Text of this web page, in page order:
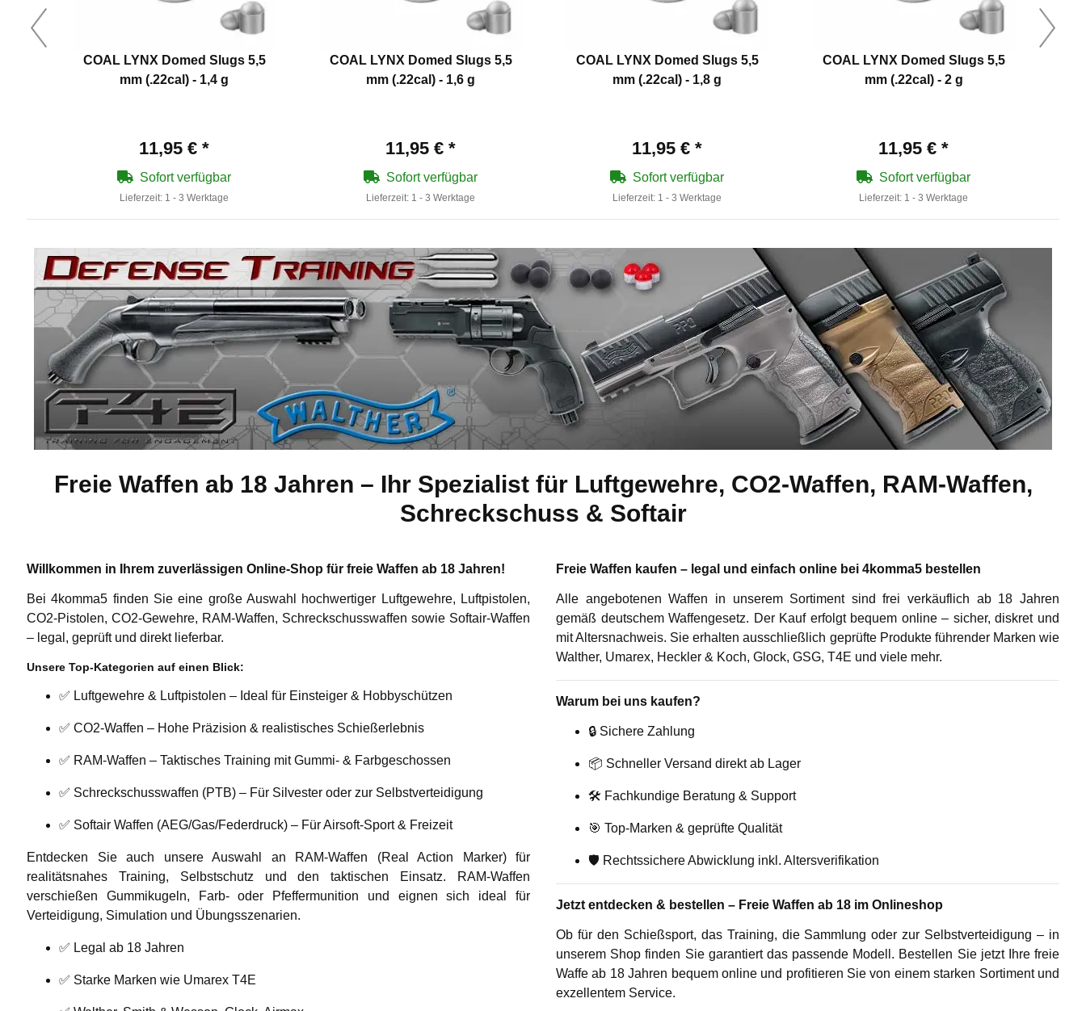
COAL LYNX Domed Slugs 5,5
mm (.22cal) - 1,4 g
11,95 € *
Sofort verfügbar
Lieferzeit: 1 - 3 Werktage
COAL LYNX Domed Slugs 5,5
mm (.22cal) - 1,6 g
11,95 € *
Sofort verfügbar
Lieferzeit: 1 - 3 Werktage
COAL LYNX Domed Slugs 5,5
mm (.22cal) - 1,8 g
11,95 € *
Sofort verfügbar
Lieferzeit: 1 - 3 Werktage
COAL LYNX Domed Slugs 5,5
mm (.22cal) - 2 g
11,95 € *
Sofort verfügbar
Lieferzeit: 1 - 3 Werktage
Freie Waffen ab 18 Jahren – Ihr Spezialist für Luftgewehre, CO2-Waffen, RAM-Waffen,
Schreckschuss & Softair
Willkommen in Ihrem zuverlässigen Online-Shop für freie Waffen ab 18 Jahren!
Bei 4komma5 finden Sie eine große Auswahl hochwertiger Luftgewehre, Luftpistolen,
CO2-Pistolen, CO2-Gewehre, RAM-Waffen, Schreckschusswaffen sowie Softair-Waffen
– legal, geprüft und direkt lieferbar.
Unsere Top-Kategorien auf einen Blick:
✅ Luftgewehre & Luftpistolen – Ideal für Einsteiger & Hobbyschützen
✅ CO2-Waffen – Hohe Präzision & realistisches Schießerlebnis
✅ RAM-Waffen – Taktisches Training mit Gummi- & Farbgeschossen
✅ Schreckschusswaffen (PTB) – Für Silvester oder zur Selbstverteidigung
✅ Softair Waffen (AEG/Gas/Federdruck) – Für Airsoft-Sport & Freizeit
Entdecken Sie auch unsere Auswahl an RAM-Waffen (Real Action Marker)für
realitätsnahes Training, Selbstschutz und den taktischen Einsatz. RAM-Waffen
verschießen Gummikugeln, Farb- oder Pfeffermunition und eignen sich ideal für
Verteidigung, Simulation und Übungsszenarien.
✅ Legal ab 18 Jahren
✅ Starke Marken wie Umarex T4E
Freie Waffen kaufen – legal und einfach online bei 4komma5 bestellen
Alle angebotenen Waffen in unserem Sortiment sindfrei verkäuflich ab 18 Jahren
gemäß deutschem Waffengesetz. Der Kauf erfolgt bequem online – sicher, diskret und
mit Altersnachweis. Sie erhalten ausschließlich geprüfte Produkte führender Marken wie
Walther, Umarex, Heckler & Koch, Glock, GSG, T4E und viele mehr.
Warum bei uns kaufen?
🔒 Sichere Zahlung
📦 Schneller Versand direkt ab Lager
🛠️ Fachkundige Beratung & Support
🎯 Top-Marken & geprüfte Qualität
🛡️ Rechtssichere Abwicklung inkl. Altersverifikation
Jetzt entdecken & bestellen – Freie Waffen ab 18 im Onlineshop
Ob für den Schießsport, das Training, die Sammlung oder zur Selbstverteidigung – in
unserem Shop finden Sie garantiert das passende Modell. Bestellen Sie jetzt Ihre freie
Waffe ab 18 Jahren bequem onlineund profitieren Sie von einem starken Sortiment und
exzellentem Service.